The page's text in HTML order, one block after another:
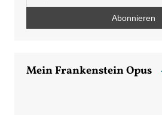
Mein Frankenstein Opus